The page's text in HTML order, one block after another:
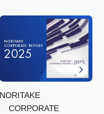
NORITAKE
CORPORATE